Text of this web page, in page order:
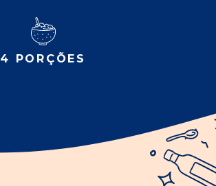
4 PORÇÕES